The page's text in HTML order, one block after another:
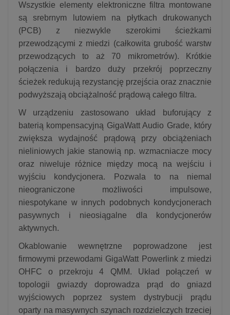
Wszystkie elementy elektroniczne filtra montowane
są srebrnym lutowiem na płytkach drukowanych
(PCB) z niezwykle szerokimi ścieżkami
przewodzącymi z miedzi (całkowita grubość warstw
przewodzących to aż 70 mikrometrów). Krótkie
połączenia i bardzo duży przekrój poprzeczny
ścieżek redukują rezystancję przejścia oraz znacznie
podwyższają obciążalność prądową całego filtra.
W urządzeniu zastosowano układ buforujący z
baterią kompensacyjną GigaWatt Audio Grade, który
zwiększa wydajność prądową przy obciążeniach
nieliniowych jakie stanowią np. wzmacniacze mocy
oraz niweluje różnice między mocą na wejściu i
wyjściu kondycjonera. Pozwala to na niemal
nieograniczone możliwości impulsowe,
niespotykane w innych podobnych kondycjonerach
pasywnych i nieosiągalne dla kondycjonerów
aktywnych.
Okablowanie wewnętrzne poprowadzone jest
firmowymi przewodami GigaWatt Powerlink z miedzi
OHFC o przekroju 4 QMM. Układ połączeń w
topologii gwiazdy doprowadza prąd do gniazd
wyjściowych poprzez system dystrybucji prądu
oparty na masywnych szynach rozdzielczych trzeciej